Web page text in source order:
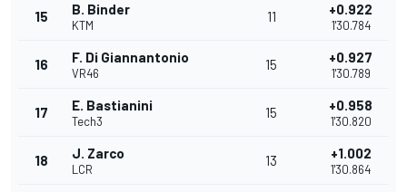
15 B. Binder
KTM
11 +0.922
1'30.784
16 F. Di Giannantonio
VR46
15 +0.927
1'30.789
17 E. Bastianini
Tech3
15 +0.958
1'30.820
18 J. Zarco
LCR
13 +1.002
1'30.864